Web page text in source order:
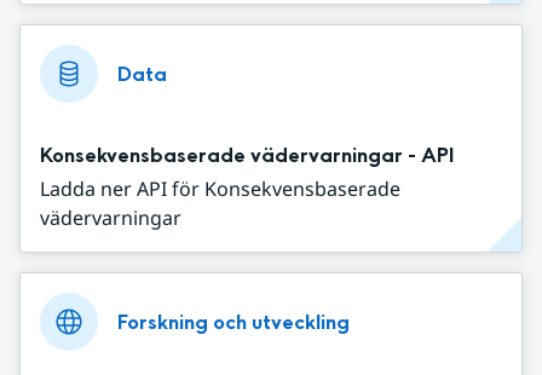
Data
Konsekvensbaserade vädervarningar - API
Ladda ner API för Konsekvensbaserade
vädervarningar
Forskning och utveckling